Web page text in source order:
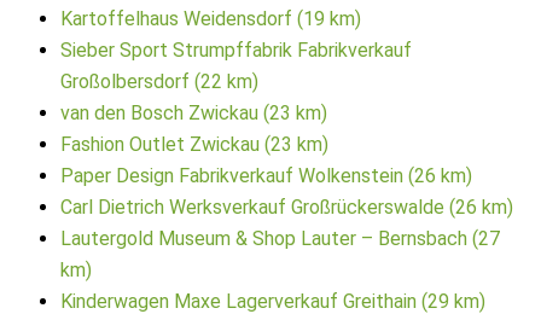
Kartoffelhaus Weidensdorf (19 km)
Sieber Sport Strumpffabrik Fabrikverkauf
Großolbersdorf (22 km)
van den Bosch Zwickau (23 km)
Fashion Outlet Zwickau (23 km)
Paper Design Fabrikverkauf Wolkenstein (26 km)
Carl Dietrich Werksverkauf Großrückerswalde (26 km)
Lautergold Museum & Shop Lauter – Bernsbach (27
km)
Kinderwagen Maxe Lagerverkauf Greithain (29 km)